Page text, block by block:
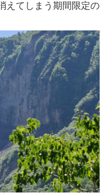
えてしまう期間限定の